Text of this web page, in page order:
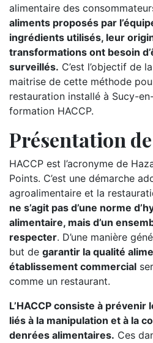
alimentaire des
aliments proposés par
ingrédients utilisés, leur
transformations ont besoin
surveillés. C’est l’objectif de
maitrise de cette méthode
restauration installé à Sucy-
formation HACCP.
Présentation de
HACCP est l’acronyme de
Points. C’est une démarche
agroalimentaire et la
ne s’agit pas d’une norme
alimentaire, mais d’un
respecter. D’une manière
but de garantir la qualité
établissement commercial
comme un restaurant.
L’HACCP consiste à
liés à la manipulation et à la
denrées alimentaires. Ces